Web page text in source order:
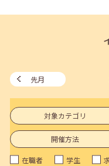
7月のセミナー情報を公開い
メールカウンセリング、就
2026年05月25日(月)
6月のセミナー情報を公開い
2026年05月01日(金)
連休前後（ゴールデンウィ
についてのお知らせ
先月
対象カテゴリ
開催方法
在職者 学生